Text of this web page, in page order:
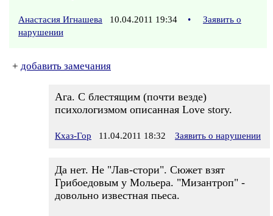
Анастасия Игнашева 10.04.2011 19:34 •
Заявить о
нарушении
+ добавить замечания
Ага. С блестящим (почти везде)
психологизмом описанная Love story.
Кхаз-Гор 11.04.2011 18:32 Заявить о нарушении
Да нет. Не "Лав-стори". Сюжет взят
Грибоедовым у Мольера. "Мизантроп" -
довольно известная пьеса.